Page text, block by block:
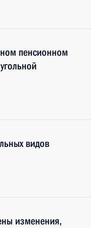
пенсионном
видов
изменения,